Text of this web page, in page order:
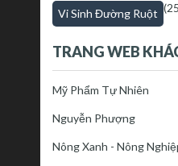
Vi Sinh Đường Ruột
TRANG WEB
Mỹ Phẩm Tự Nhiên
Nguyễn Phượng
Nông Xanh - Nông